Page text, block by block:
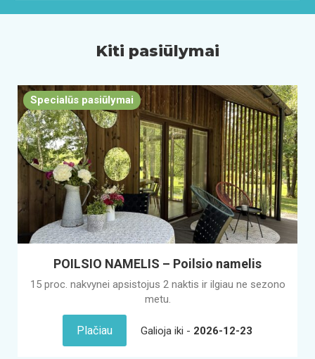
Kiti pasiūlymai
Specialūs pasiūlymai
POILSIO NAMELIS – Poilsio namelis
15 proc. nakvynei apsistojus 2 naktis ir ilgiau ne sezono
metu.
Plačiau Galioja iki - 2026-12-23